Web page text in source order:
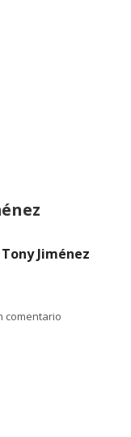
Tony Jiménez
comentario para Reseña